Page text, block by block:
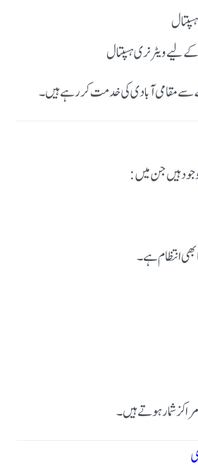
لیے ویٹرنری ہسپتال
سے مقامی آبادی کی خدمت کر رہے ہیں۔
ہیں جن میں:
بھی انتظام ہے۔
شمار ہوتے ہیں۔